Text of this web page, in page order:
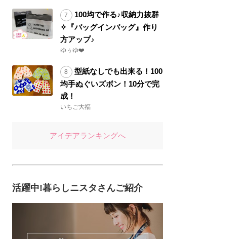
100均で作る♪収納力抜群
✧『バッグインバッグ』作り
方アップ♪
ゆぅゆ❤️
型紙なしでも出来る！100
均手ぬぐいズボン！10分で完
成！
いちご大福
アイデアランキングへ
活躍中!暮らしニスタさんご紹介